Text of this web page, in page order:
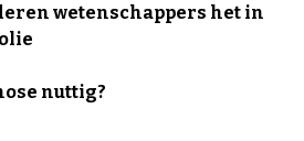
wetenschappers het in
nuttig?